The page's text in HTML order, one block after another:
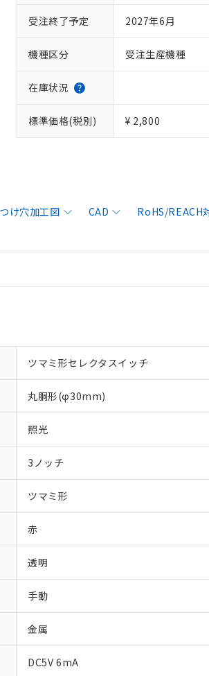
受注終了予定 2027年6月
機種区分 受注生産機種
在庫状況
標準価格(税別) ¥ 2,800
け穴加工図 CAD RoHS/REACH
ツマミ形セレクタスイッチ
丸胴形(φ30mm)
照光
3ノッチ
ツマミ形
赤
透明
手動
金属
DC5V 6mA
※1 対応状況